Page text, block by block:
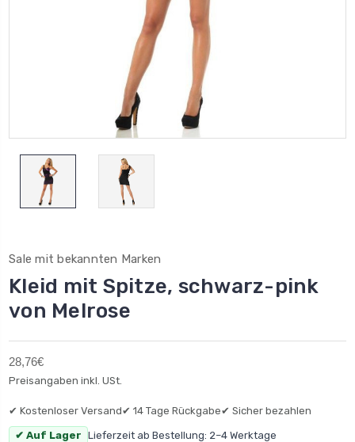
Sale mit bekannten Marken
Kleid mit Spitze, schwarz-pink
von Melrose
28,76€
Preisangaben inkl. USt.
✔ Kostenloser Versand✔ 14 Tage Rückgabe✔ Sicher bezahlen
✔ Auf Lager Lieferzeit ab Bestellung: 2–4 Werktage